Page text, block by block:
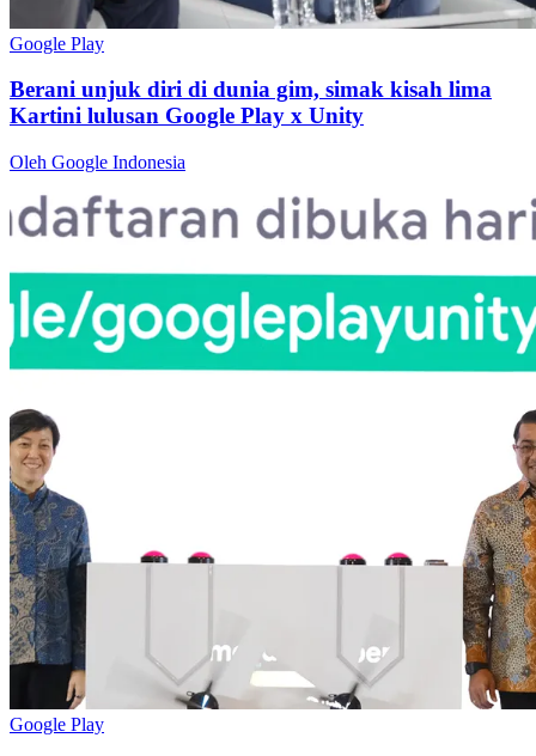
Google Play
Berani unjuk diri di dunia gim, simak kisah lima
Kartini lulusan Google Play x Unity
Oleh Google Indonesia
Google Play